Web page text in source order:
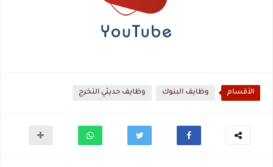
الأقسام وظايف البنوك وظايف حديثي التخرج